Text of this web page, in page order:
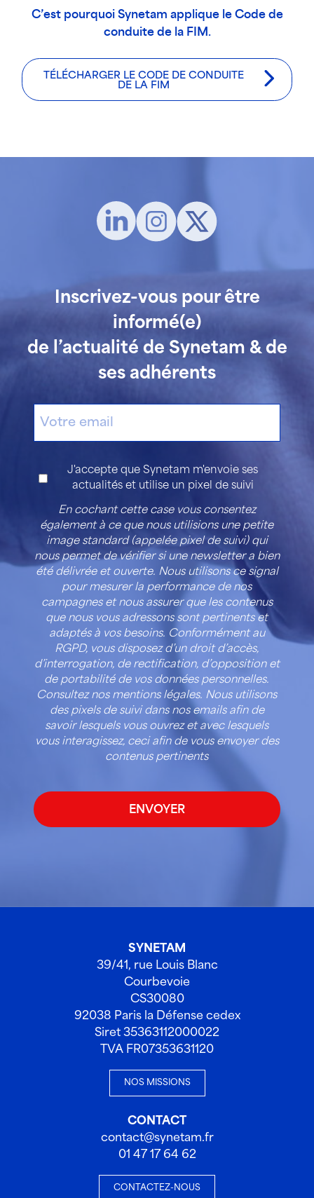
C’est pourquoi Synetam applique le Code de
conduite de la FIM.
TÉLÉCHARGER LE CODE DE CONDUITE
DE LA FIM
Inscrivez-vous pour être
informé(e)
de l’actualité de Synetam & de
ses adhérents
Consentement
J'accepte que Synetam m'envoie ses
actualités et utilise un pixel de suivi
En cochant cette case vous consentez
également à ce que nous utilisions une petite
image standard (appelée pixel de suivi) qui
nous permet de vérifier si une newsletter a bien
été délivrée et ouverte. Nous utilisons ce signal
pour mesurer la performance de nos
campagnes et nous assurer que les contenus
que nous vous adressons sont pertinents et
adaptés à vos besoins. Conformément au
RGPD, vous disposez d’un droit d’accès,
d’interrogation, de rectification, d’opposition et
de portabilité de vos données personnelles.
Consultez nos mentions légales. Nous utilisons
des pixels de suivi dans nos emails afin de
savoir lesquels vous ouvrez et avec lesquels
vous interagissez, ceci afin de vous envoyer des
contenus pertinents
SYNETAM
39/41, rue Louis Blanc
Courbevoie
CS30080
92038 Paris la Défense cedex
Siret 35363112000022
TVA FR07353631120
NOS MISSIONS
CONTACT
contact@synetam.fr
01 47 17 64 62
CONTACTEZ-NOUS